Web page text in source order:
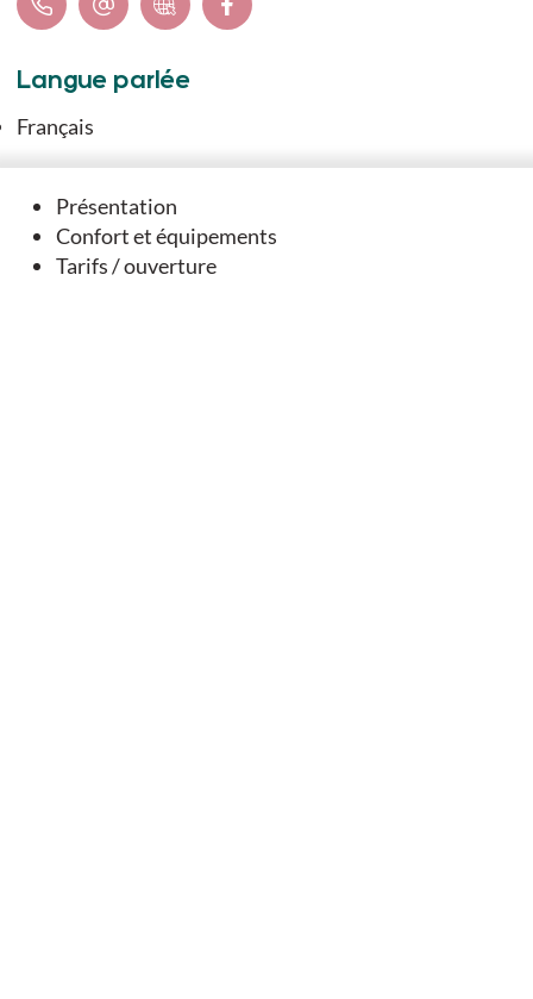
Présentation
Confort et équipements
Tarifs / ouverture
Langue parlée
Français
Vous aimerez